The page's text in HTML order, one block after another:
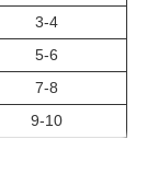
3-4
5-6
7-8
9-10